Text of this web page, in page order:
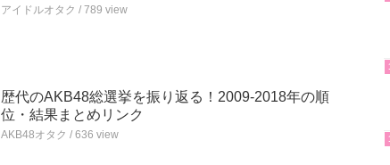
アイドルオタク / 789 view
歴代のAKB48総選挙を振り返る！2009-2018年の順
位・結果まとめリンク
AKB48オタク / 636 view